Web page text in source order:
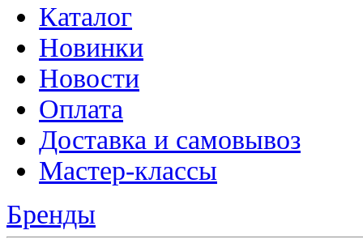
Каталог
Новинки
Новости
Оплата
Доставка и самовывоз
Мастер-классы
Бренды